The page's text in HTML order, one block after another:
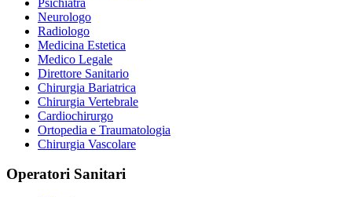
Neurologo
Radiologo
Medicina Estetica
Medico Legale
Direttore Sanitario
Chirurgia Bariatrica
Chirurgia Vertebrale
Cardiochirurgo
Ortopedia e Traumatologia
Chirurgia Vascolare
Operatori Sanitari